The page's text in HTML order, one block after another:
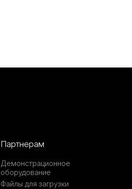
Партнерам
Демонстрационное
оборудование
Файлы для загрузки